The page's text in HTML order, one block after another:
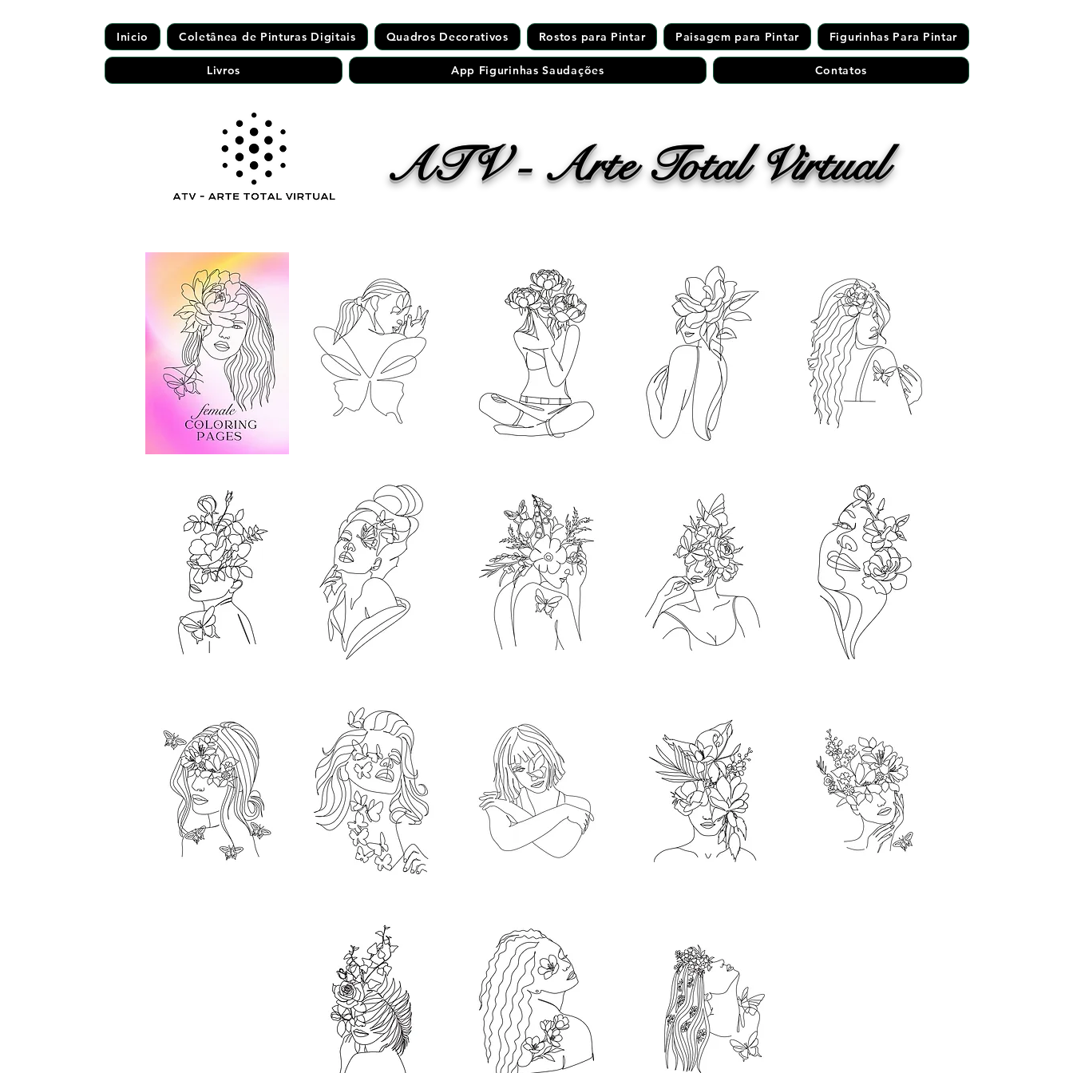
Inicio Coletânea de Pinturas Digitais Quadros Decorativos Rostos para Pintar Paisagem para Pintar Figurinhas Para Pintar
Livros App Figurinhas Saudações Contatos
ATV - Arte Total Virtual